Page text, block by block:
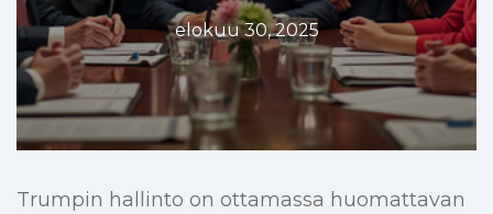
elokuu 30, 2025
Trumpin hallinto on ottamassa huomattavan